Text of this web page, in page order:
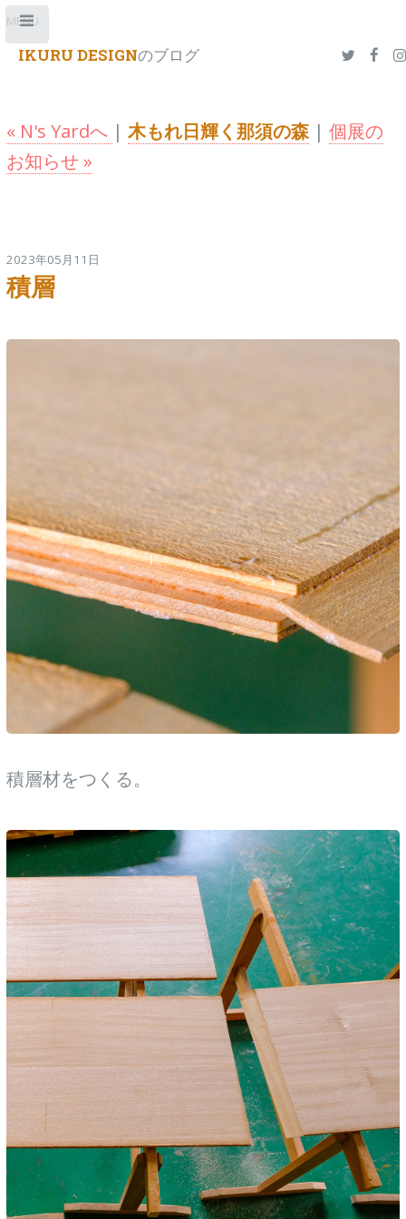
MENU
IKURU DESIGNのブログ
« N's Yardへ | 木もれ日輝く那須の森| 個展の
お知らせ »
2023年05月11日
積層
積層材をつくる。